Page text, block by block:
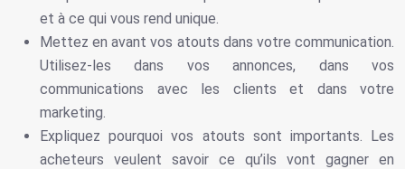
et à ce qui vous rend unique.
Mettez en avant vos atouts dans votre communication.
Utilisez-les dans vos annonces, dans vos
communications avec les clients et dans votre
marketing.
Expliquez pourquoi vos atouts sont importants. Les
acheteurs veulent savoir ce qu’ils vont gagner en